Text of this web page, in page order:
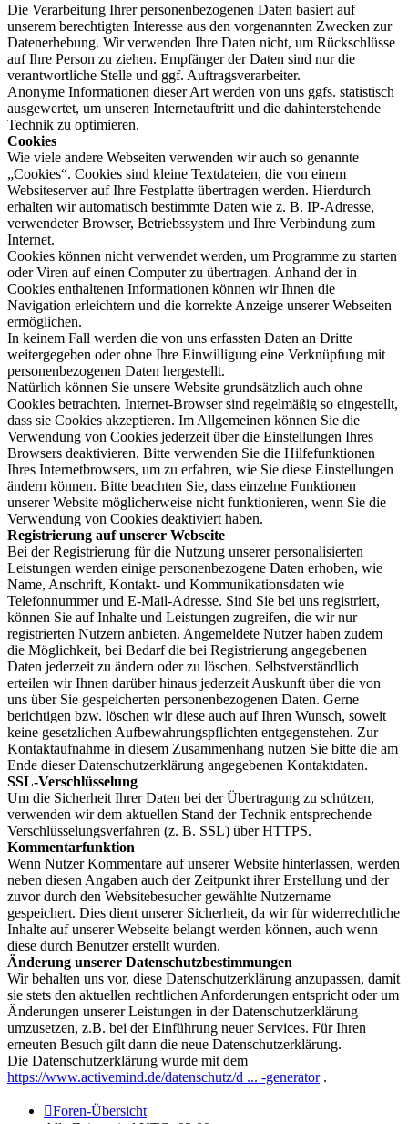
Die Verarbeitung Ihrer personenbezogenen Daten basiert auf
unserem berechtigten Interesse aus den vorgenannten Zwecken zur
Datenerhebung. Wir verwenden Ihre Daten nicht, um Rückschlüsse
auf Ihre Person zu ziehen. Empfänger der Daten sind nur die
verantwortliche Stelle und ggf. Auftragsverarbeiter.
Anonyme Informationen dieser Art werden von uns ggfs. statistisch
ausgewertet, um unseren Internetauftritt und die dahinterstehende
Technik zu optimieren.
Cookies
Wie viele andere Webseiten verwenden wir auch so genannte
„Cookies“. Cookies sind kleine Textdateien, die von einem
Websiteserver auf Ihre Festplatte übertragen werden. Hierdurch
erhalten wir automatisch bestimmte Daten wie z. B. IP-Adresse,
verwendeter Browser, Betriebssystem und Ihre Verbindung zum
Internet.
Cookies können nicht verwendet werden, um Programme zu starten
oder Viren auf einen Computer zu übertragen. Anhand der in
Cookies enthaltenen Informationen können wir Ihnen die
Navigation erleichtern und die korrekte Anzeige unserer Webseiten
ermöglichen.
In keinem Fall werden die von uns erfassten Daten an Dritte
weitergegeben oder ohne Ihre Einwilligung eine Verknüpfung mit
personenbezogenen Daten hergestellt.
Natürlich können Sie unsere Website grundsätzlich auch ohne
Cookies betrachten. Internet-Browser sind regelmäßig so eingestellt,
dass sie Cookies akzeptieren. Im Allgemeinen können Sie die
Verwendung von Cookies jederzeit über die Einstellungen Ihres
Browsers deaktivieren. Bitte verwenden Sie die Hilfefunktionen
Ihres Internetbrowsers, um zu erfahren, wie Sie diese Einstellungen
ändern können. Bitte beachten Sie, dass einzelne Funktionen
unserer Website möglicherweise nicht funktionieren, wenn Sie die
Verwendung von Cookies deaktiviert haben.
Registrierung auf unserer Webseite
Bei der Registrierung für die Nutzung unserer personalisierten
Leistungen werden einige personenbezogene Daten erhoben, wie
Name, Anschrift, Kontakt- und Kommunikationsdaten wie
Telefonnummer und E-Mail-Adresse. Sind Sie bei uns registriert,
können Sie auf Inhalte und Leistungen zugreifen, die wir nur
registrierten Nutzern anbieten. Angemeldete Nutzer haben zudem
die Möglichkeit, bei Bedarf die bei Registrierung angegebenen
Daten jederzeit zu ändern oder zu löschen. Selbstverständlich
erteilen wir Ihnen darüber hinaus jederzeit Auskunft über die von
uns über Sie gespeicherten personenbezogenen Daten. Gerne
berichtigen bzw. löschen wir diese auch auf Ihren Wunsch, soweit
keine gesetzlichen Aufbewahrungspflichten entgegenstehen. Zur
Kontaktaufnahme in diesem Zusammenhang nutzen Sie bitte die am
Ende dieser Datenschutzerklärung angegebenen Kontaktdaten.
SSL-Verschlüsselung
Um die Sicherheit Ihrer Daten bei der Übertragung zu schützen,
verwenden wir dem aktuellen Stand der Technik entsprechende
Verschlüsselungsverfahren (z. B. SSL) über HTTPS.
Kommentarfunktion
Wenn Nutzer Kommentare auf unserer Website hinterlassen, werden
neben diesen Angaben auch der Zeitpunkt ihrer Erstellung und der
zuvor durch den Websitebesucher gewählte Nutzername
gespeichert. Dies dient unserer Sicherheit, da wir für widerrechtliche
Inhalte auf unserer Webseite belangt werden können, auch wenn
diese durch Benutzer erstellt wurden.
Änderung unserer Datenschutzbestimmungen
Wir behalten uns vor, diese Datenschutzerklärung anzupassen, damit
sie stets den aktuellen rechtlichen Anforderungen entspricht oder um
Änderungen unserer Leistungen in der Datenschutzerklärung
umzusetzen, z.B. bei der Einführung neuer Services. Für Ihren
erneuten Besuch gilt dann die neue Datenschutzerklärung.
Die Datenschutzerklärung wurde mit dem
https://www.activemind.de/datenschutz/d ... -generator.
Foren-Übersicht